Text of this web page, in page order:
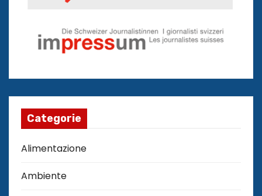
Categorie
Alimentazione
Ambiente